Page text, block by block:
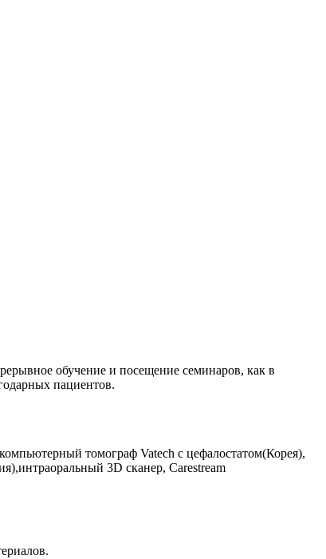
обучение и посещение семинаров, как в
пациентов.
томограф Vatech с цефалостатом(Корея),
3D сканер, Carestream